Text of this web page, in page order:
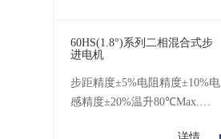
60HS(1.8°)系列二相混合式步
进电机
步距精度±5%电阻精度±10%电
感精度±20%温升80℃Max.环